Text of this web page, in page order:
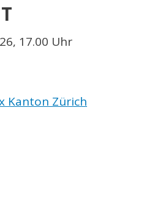
17.00 Uhr
Kanton Zürich